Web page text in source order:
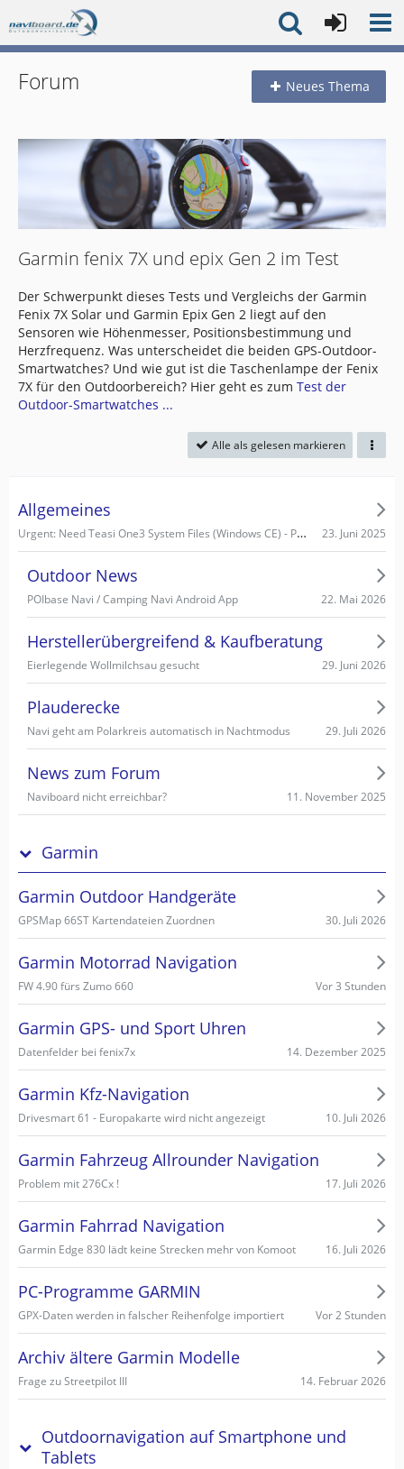
Forum Neues Thema
Garmin fenix 7X und epix Gen 2 im Test
Der Schwerpunkt dieses Tests und Vergleichs der Garmin
Fenix 7X Solar und Garmin Epix Gen 2 liegt auf den
Sensoren wie Höhenmesser, Positionsbestimmung und
Herzfrequenz. Was unterscheidet die beiden GPS-Outdoor-
Smartwatches? Und wie gut ist die Taschenlampe der Fenix
7X für den Outdoorbereich? Hier geht es zum Test der
Outdoor-Smartwatches ...
Alle als gelesen markieren
Allgemeines
Urgent: Need Teasi One3 System Files (Windows CE) - PC recognizes it as Mass Storage! 23. Juni 2025
Outdoor News
POIbase Navi / Camping Navi Android App 22. Mai 2026
Herstellerübergreifend & Kaufberatung
Eierlegende Wollmilchsau gesucht 29. Juni 2026
Plauderecke
Navi geht am Polarkreis automatisch in Nachtmodus 29. Juli 2026
News zum Forum
Naviboard nicht erreichbar? 11. November 2025
Garmin
Garmin Outdoor Handgeräte
GPSMap 66ST Kartendateien Zuordnen 30. Juli 2026
Garmin Motorrad Navigation
FW 4.90 fürs Zumo 660 Vor 3 Stunden
Garmin GPS- und Sport Uhren
Datenfelder bei fenix7x 14. Dezember 2025
Garmin Kfz-Navigation
Drivesmart 61 - Europakarte wird nicht angezeigt 10. Juli 2026
Garmin Fahrzeug Allrounder Navigation
Problem mit 276Cx ! 17. Juli 2026
Garmin Fahrrad Navigation
Garmin Edge 830 lädt keine Strecken mehr von Komoot 16. Juli 2026
PC-Programme GARMIN
GPX-Daten werden in falscher Reihenfolge importiert Vor 2 Stunden
Archiv ältere Garmin Modelle
Frage zu Streetpilot III 14. Februar 2026
Outdoornavigation auf Smartphone und
Tablets